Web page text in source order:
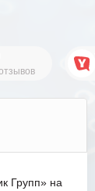
Групп» на